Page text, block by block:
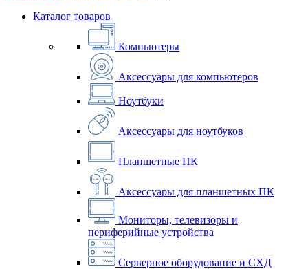
Каталог товаров
Компьютеры
Аксессуары для компьютеров
Ноутбуки
Аксессуары для ноутбуков
Планшетные ПК
Аксессуары для планшетных ПК
Мониторы, телевизоры и
периферийные устройства
Серверное оборудование и СХД